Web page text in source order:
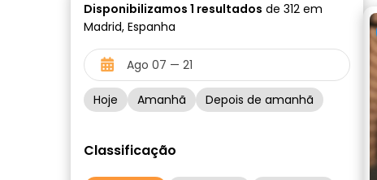
Disponibilizamos 1 resultados de 312 em
Madrid, Espanha
Hoje Amanhã Depois de amanhã
Classificação